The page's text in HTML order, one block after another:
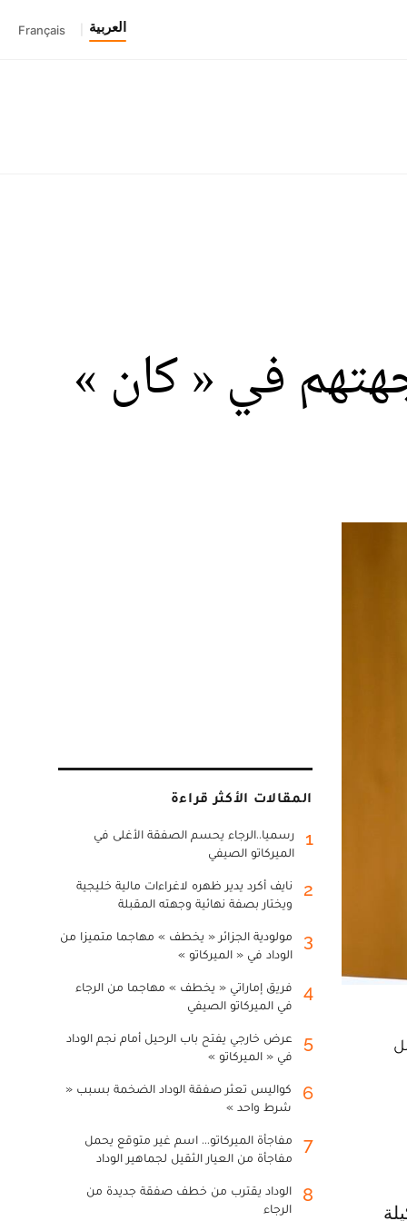
العربية Français
في « كان »
2026 مهم قبل
المقالات الأكثر قراءة
1
رسميا..الرجاء يحسم الصفقة الأغلى في
الميركاتو الصيفي
2
نايف أكرد يدير ظهره لاغراءات مالية خليجية
ويختار بصفة نهائية وجهته المقبلة
3
مولودية الجزائر « يخطف » مهاجما متميزا من
الوداد في « الميركاتو »
4
فريق إماراتي « يخطف » مهاجما من الرجاء
في الميركاتو الصيفي
5
عرض خارجي يفتح باب الرحيل أمام نجم الوداد
في « الميركاتو »
6
كواليس تعثر صفقة الوداد الضخمة بسبب «
شرط واحد »
7
مفاجأة الميركاتو... اسم غير متوقع يحمل
مفاجأة من العيار الثقيل لجماهير الوداد
8
الوداد يقترب من خطف صفقة جديدة من
الرجاء